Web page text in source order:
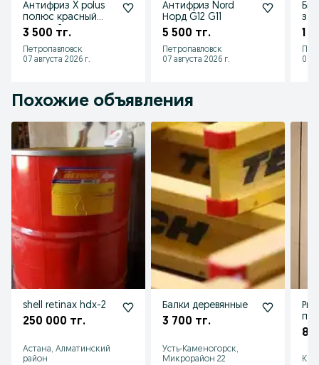
Антифриз X polus
полюс красный
зеленый
3 500 тг.
Петропавловск
07 августа 2026 г.
Антифриз Nord
Норд G12 G11
5 500 тг.
Петропавловск
07 августа 2026 г.
1
07
Похожие объявления
shell retinax hdx-2
250 000 тг.
Астана, Алматинский
район
Балки деревянные
3 700 тг.
Усть-Каменогорск,
Микрорайон 22
8